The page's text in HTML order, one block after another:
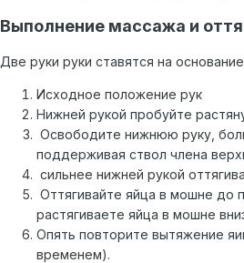
Выполнение массажа и
Две руки руки ставятся на
Исходное положение рук
Нижней рукой пробуйте
Освободите нижнюю руку,
поддерживая ствол члена
сильнее нижней рукой
Оттягивайте яйца в мошне до
растягиваете яйца в мошне
Опять повторите вытяжение
временем).